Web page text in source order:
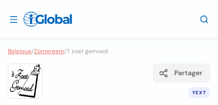
Belgique/Zomergem/T zoet gemoed
YEXT
Partager